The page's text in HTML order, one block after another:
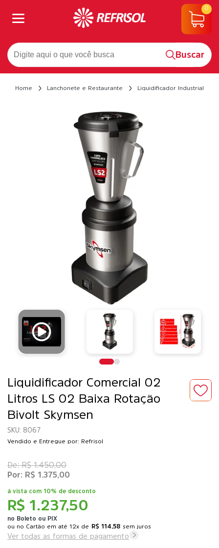
Buscar
0
Home Lanchonete e Restaurante Liquidificador Industrial
Liquidificador Comercial 02
Litros LS 02 Baixa Rotação
Bivolt Skymsen
8067
Vendido e Entregue por: Refrisol
R$ 1.237,50
no Boleto ou PIX
à vista com 10% de desconto
R$ 1.450,00
R$ 1.375,00
ou 12x de R$ 114,58 sem juros
Ver todas as formas de pagamento